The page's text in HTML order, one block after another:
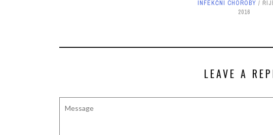
INFEKČNÍ CHOROBY
2016
LEAVE A